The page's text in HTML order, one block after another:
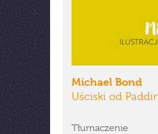
Michael Bond
Uściski od
Tłumaczenie